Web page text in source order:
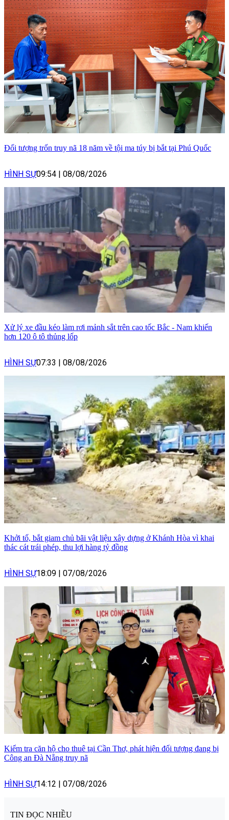
Đối tượng trốn truy nã 18 năm về tội ma túy bị bắt tại Phú Quốc
HÌNH SỰ09:54 | 08/08/2026
Xử lý xe đầu kéo làm rơi mảnh sắt trên cao tốc Bắc - Nam khiến
hơn 120 ô tô thủng lốp
HÌNH SỰ07:33 | 08/08/2026
Khởi tố, bắt giam chủ bãi vật liệu xây dựng ở Khánh Hòa vì khai
thác cát trái phép, thu lợi hàng tỷ đồng
HÌNH SỰ18:09 | 07/08/2026
Kiểm tra căn hộ cho thuê tại Cần Thơ, phát hiện đối tượng đang bị
Công an Đà Nẵng truy nã
HÌNH SỰ14:12 | 07/08/2026
TIN ĐỌC NHIỀU